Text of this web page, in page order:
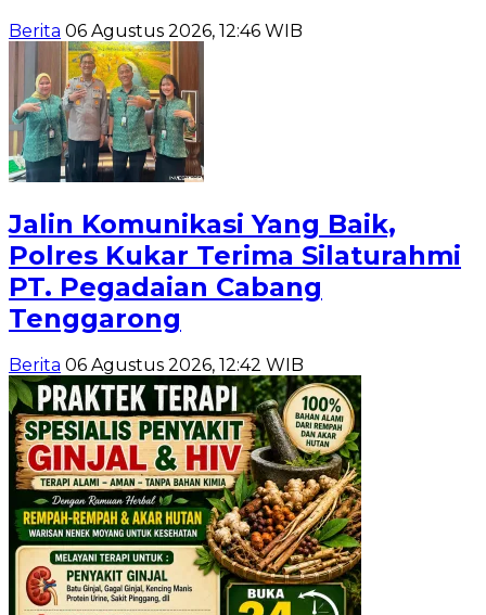
Berita 06 Agustus 2026, 12:46 WIB
Jalin Komunikasi Yang Baik,
Polres Kukar Terima Silaturahmi
PT. Pegadaian Cabang
Tenggarong
Berita 06 Agustus 2026, 12:42 WIB